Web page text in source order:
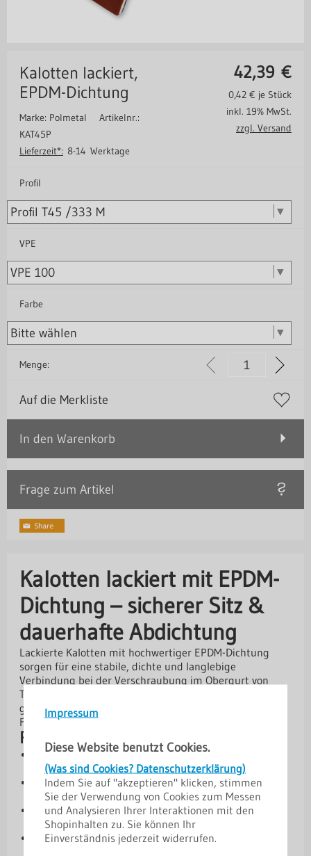
Impressum
Diese Website benutzt Cookies.
(Was sind Cookies? Datenschutzerklärung)
Indem Sie auf "akzeptieren" klicken, stimmen
Sie der Verwendung von Cookies zum Messen
und Analysieren Ihrer Interaktionen mit den
Shopinhalten zu. Sie können Ihr
Einverständnis jederzeit widerrufen.
42,39 €
Kalotten lackiert,
EPDM-Dichtung
Marke: Polmetal Artikelnr.:
KAT45P
Lieferzeit*: 8-14 Werktage
0,42 € je Stück
inkl. 19% MwSt.
zzgl. Versand
Profil
VPE
Farbe
Menge:
Auf die Merkliste
In den Warenkorb
Frage zum Artikel
Kalotten lackiert mit EPDM-
Dichtung – sicherer Sitz &
dauerhafte Abdichtung
Lackierte Kalotten mit hochwertiger EPDM-Dichtung
sorgen für eine stabile, dichte und langlebige
Verbindung bei der Verschraubung im Obergurt von
Trapezprofilen. Sie verteilen den Anpressdruck
gleichmäßig und verhindern das Eindringen von
Feuchtigkeit – ideal für langlebige Dachkonstruktionen.
Produktvorteile
Dauerhafte Abdichtung:EPDM-Dichtung schützt
zuverlässig vor Feuchtigkeit.
Lackierte Oberfläche:Korrosionsbeständig und
farblich an das Profil anpassbar.
Stabiler Sitz:Verhindert Verformungen des Blechs
beim Verschrauben.
Einfache Montage:Ideal für Verschraubung im